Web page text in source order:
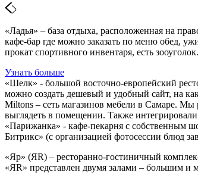
«Ладья» – база отдыха, расположенная на
кафе-бар где можно заказать по меню обед,
прокат спортивного инвентаря, есть
Узнать больше
«Шелк» - большой восточно-европейский
можно создать дешевый и удобный сайт, на
Miltons – сеть магазинов мебели в Самаре. Мы
выглядеть в помещении. Также
«Парижанка» - кафе-пекарня с собственным
Битрикс» (с организацией фотосессии блюд
«Яр» (ЯR) – ресторанно-гостиничный
«ЯR» представлен двумя залами – большим и